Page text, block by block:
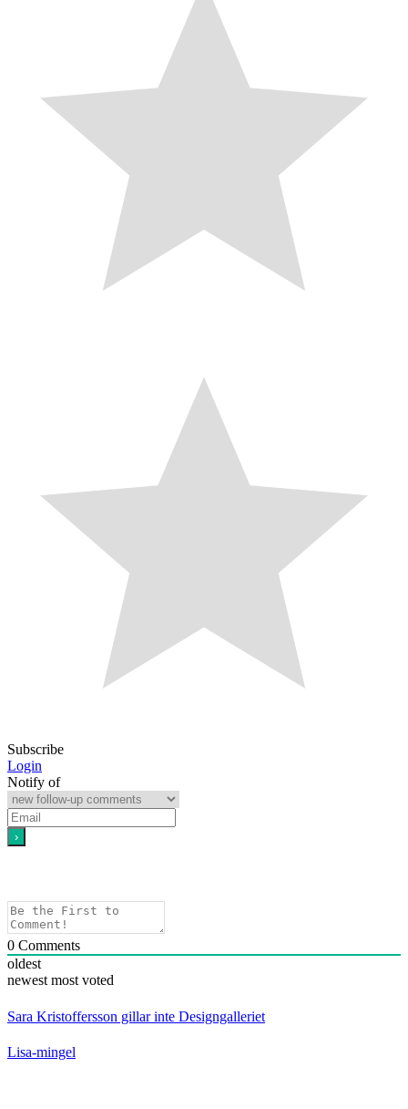
Subscribe
Login
Notify of
0 Comments
oldest
newest most voted
Sara Kristoffersson gillar inte Designgalleriet
Lisa-mingel